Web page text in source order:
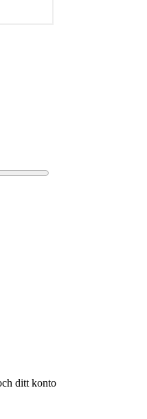
ditt konto